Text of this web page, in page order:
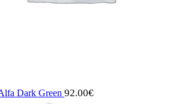
Dark Green 92.00€